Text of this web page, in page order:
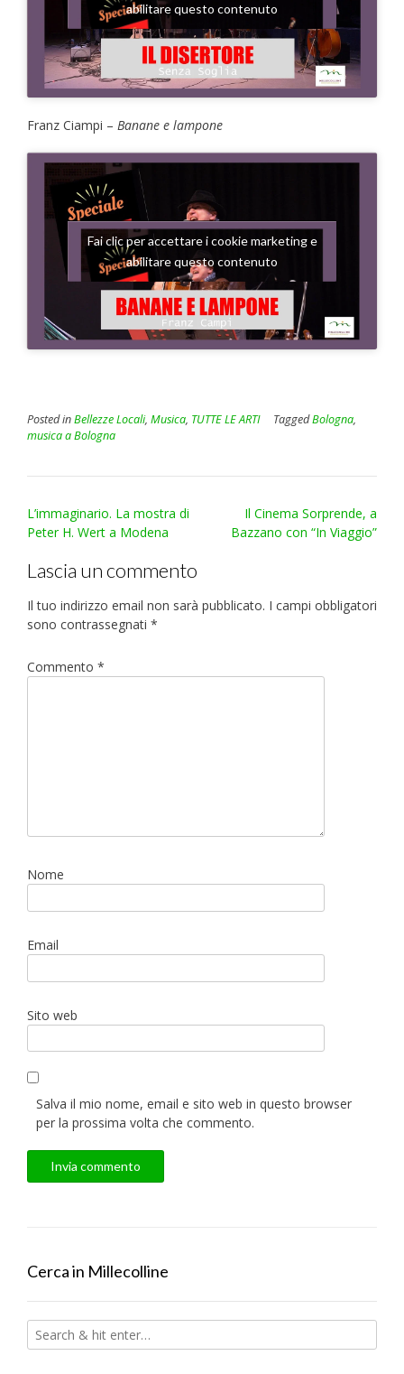
abilitare questo contenuto
Franz Ciampi – Banane e lampone
Fai clic per accettare i cookie marketing e
abilitare questo contenuto
Posted inBellezze Locali, Musica, TUTTE LE ARTI TaggedBologna,
musica a Bologna
Post
navigation
L’immaginario. La mostra di
Peter H. Wert a Modena
Il Cinema Sorprende, a
Bazzano con “In Viaggio”
Lascia un commento
Il tuo indirizzo email non sarà pubblicato. I campi obbligatori
sono contrassegnati *
Commento *
Nome
Email
Sito web
Salva il mio nome, email e sito web in questo browser
per la prossima volta che commento.
Cerca in Millecolline